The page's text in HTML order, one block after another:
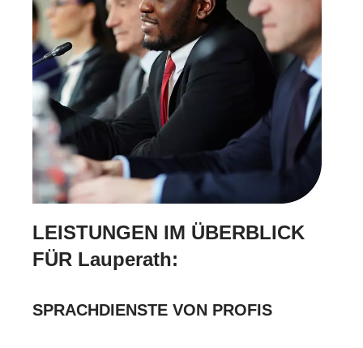
LEISTUNGEN IM ÜBERBLICK
FÜR Lauperath:
SPRACHDIENSTE VON PROFIS